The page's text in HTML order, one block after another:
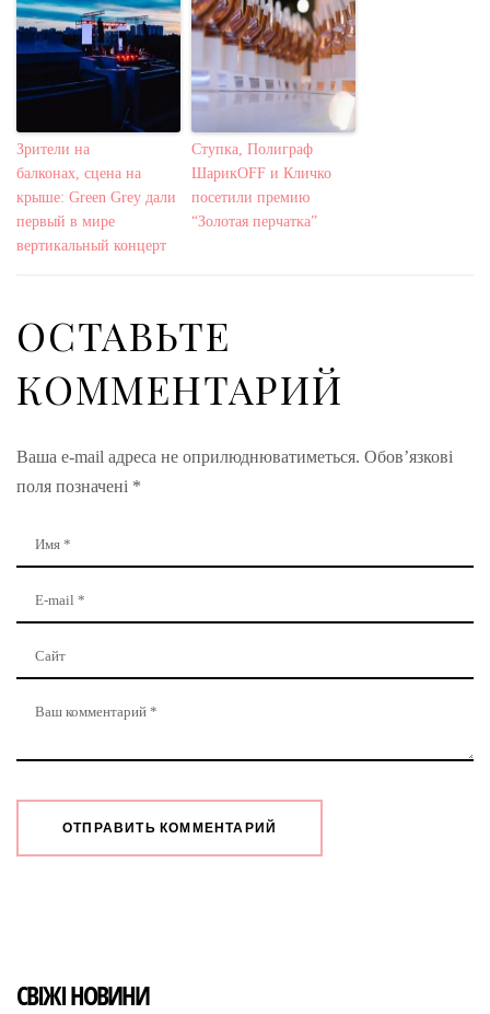
Зрители на
балконах, сцена на
крыше: Green Grey дали
первый в мире
вертикальный концерт
Ступка, Полиграф
ШарикOFF и Кличко
посетили премию
“Золотая перчатка”
ОСТАВЬТЕ
КОММЕНТАРИЙ
Ваша e-mail адреса не оприлюднюватиметься. Обов’язкові
поля позначені *
СВІЖІ НОВИНИ